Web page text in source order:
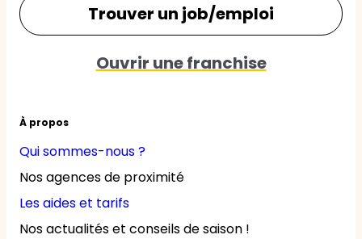
À propos
Qui sommes-nous ?
Nos agences de proximité
Les aides et tarifs
Nos actualités et conseils de saison !
Trouver un job/emploi
Ouvrir une franchise